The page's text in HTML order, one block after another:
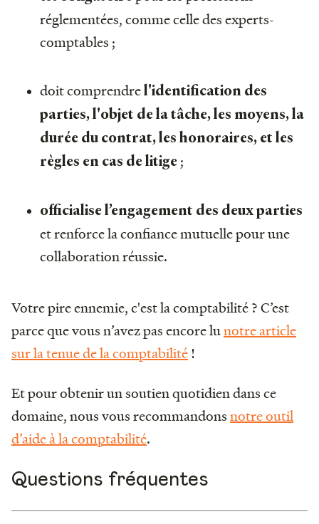
réglementées, comme celle des experts-
comptables ;
doit comprendrel'identification des
parties, l'objet de la tâche, les moyens, la
durée du contrat, les honoraires, et les
règles en cas de litige ;
officialise l’engagement des deux parties
et renforce la confiance mutuelle pour une
collaboration réussie.
Votre pire ennemie, c'est la comptabilité ? C’est
parce que vous n’avez pas encore lunotre article
sur la tenue de la comptabilité!
Et pour obtenir un soutien quotidien dans ce
domaine, nous vous recommandonsnotre outil
d’aide à la comptabilité.
Questions fréquentes